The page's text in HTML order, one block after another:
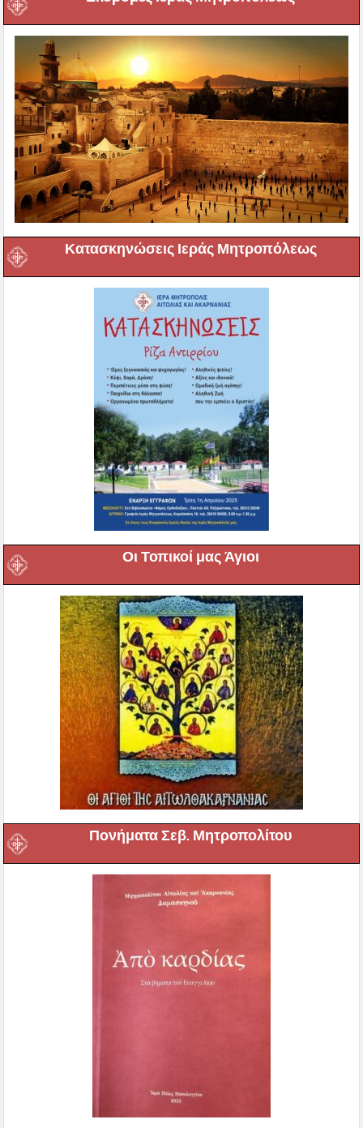
Κατασκηνώσεις Ιεράς Μητροπόλεως
Οι Τοπικοί μας Άγιοι
Πονήματα Σεβ. Μητροπολίτου